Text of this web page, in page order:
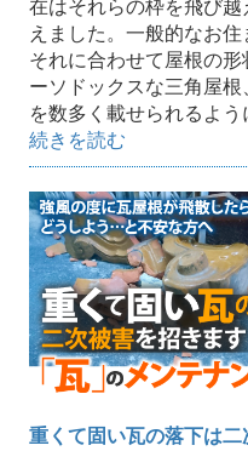
在はそれらの枠を飛び
えました。一般的なお住
それに合わせて屋根の
ーソドックスな三角屋
を数多く載せられるよ
続きを読む
重くて固い瓦の落下は